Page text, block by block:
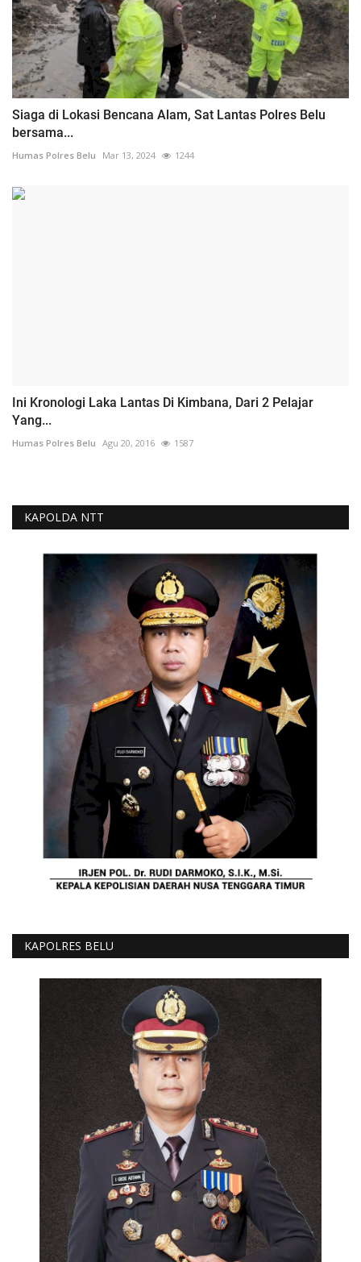
Siaga di Lokasi Bencana Alam, Sat Lantas Polres Belu
bersama...
Humas Polres Belu Mar 13, 2024 1244
Ini Kronologi Laka Lantas Di Kimbana, Dari 2 Pelajar
Yang...
Humas Polres Belu Agu 20, 2016 1587
KAPOLDA NTT
KAPOLRES BELU